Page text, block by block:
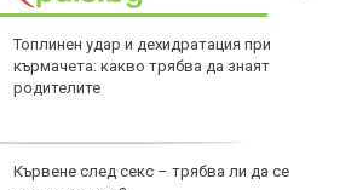
Топлинен удар и дехидратация при
кърмачета: какво трябва да знаят
родителите
Кървене след секс – трябва ли да се